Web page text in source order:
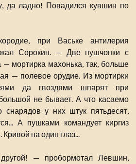
да ладно! Повадился кувшин по
при Ваське антилерия
Сорокин. — Две пушчонки с
— мортирка махонька, так, больше
— полевое орудие. Из мортирки
да гвоздями шпарят при
не бывает. А что касаемо
снарядов у них штук пятьдесят,
А пушками командует киргиз
на один глаз...
— пробормотал Левшин,